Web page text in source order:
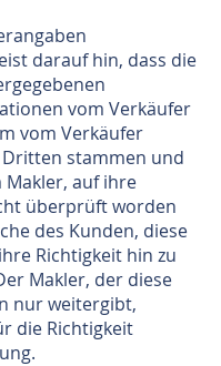
darauf hin, dass die
vom Verkäufer
vom Verkäufer
stammen und
auf ihre
überprüft worden
des Kunden, diese
Richtigkeit hin zu
Makler, der diese
nur weitergibt,
die Richtigkeit